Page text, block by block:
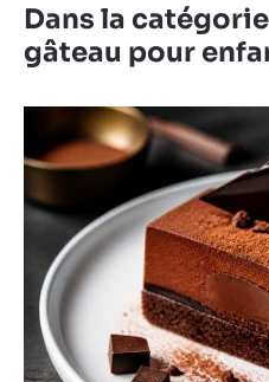
Dans la
gâteau pour